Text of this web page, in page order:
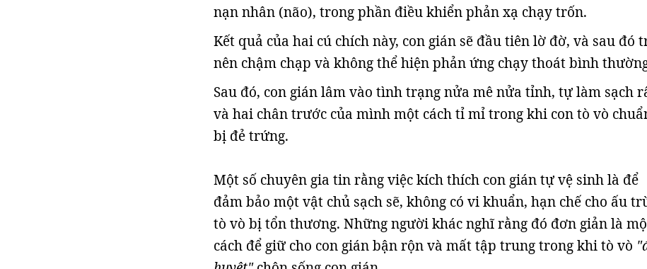
nạn nhân (não), trong phần điều khiển phản xạ chạy trốn.
Kết quả của hai cú chích này, con gián sẽ đầu tiên lờ đờ, và sau đó
nên chậm chạp và không thể hiện phản ứng chạy thoát bình
Sau đó, con gián lâm vào tình trạng nửa mê nửa tỉnh, tự làm sạch
và hai chân trước của mình một cách tỉ mỉ trong khi con tò vò
bị đẻ trứng.
Một số chuyên gia tin rằng việc kích thích con gián tự vệ sinh là để
đảm bảo một vật chủ sạch sẽ, không có vi khuẩn, hạn chế cho ấu
tò vò bị tổn thương. Những người khác nghĩ rằng đó đơn giản là
cách để giữ cho con gián bận rộn và mất tập trung trong khi tò vò